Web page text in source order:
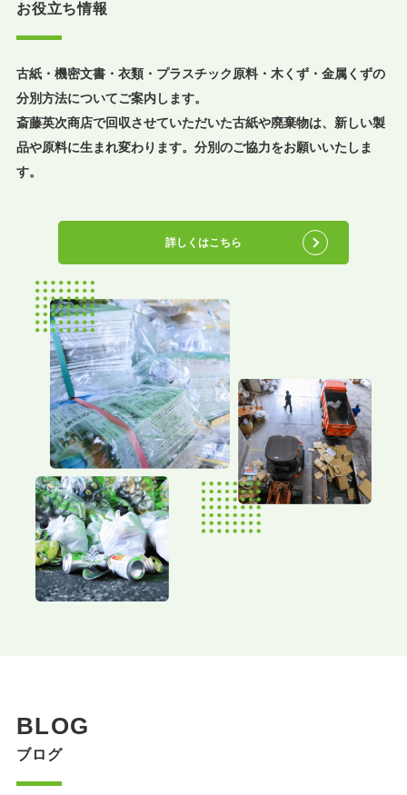
お役立ち情報
古紙・機密文書・衣類・プラスチック原料・木くず・金属くずの
分別方法についてご案内します。
斎藤英次商店で回収させていただいた古紙や廃棄物は、新しい製
品や原料に生まれ変わります。分別のご協力をお願いいたしま
す。
詳しくはこちら
BLOG
ブログ